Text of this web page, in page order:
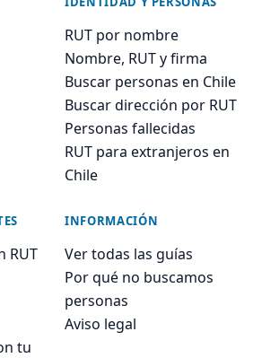
RUT por nombre
Nombre, RUT y firma
Buscar personas en Chile
Buscar dirección por RUT
Personas fallecidas
RUT para extranjeros en
Chile
RUT
tu
INFORMACIÓN
Ver todas las guías
Por qué no buscamos
personas
Aviso legal